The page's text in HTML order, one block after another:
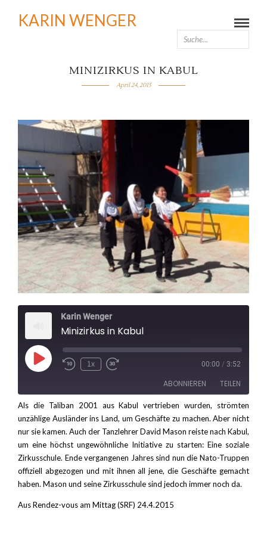
KARIN WENGER
MINIZIRKUS IN KABUL
April 24, 2015
Karin Wenger
Minizirkus in Kabul
Play
Episode Rewind
1x
Fast
seconds
00:00 / 3:52
ABONNIEREN TEILEN
RSS FEED
TEILEN
LINK
EMBED
Als die Taliban 2001 aus Kabul vertrieben wurden, strömten
unzählige Ausländer ins Land, um Geschäfte zu machen. Aber nicht
nur sie kamen. Auch der Tanzlehrer David Mason reiste nach Kabul,
um eine höchst ungewöhnliche Initiative zu starten: Eine soziale
Zirkusschule. Ende vergangenen Jahres sind nun die Nato-Truppen
offiziell abgezogen und mit ihnen all jene, die Geschäfte gemacht
haben. Mason und seine Zirkusschule sind jedoch immer noch da.
Aus Rendez-vous am Mittag (SRF) 24.4.2015